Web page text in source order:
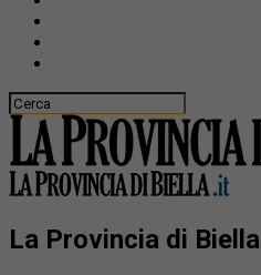
La Provincia di Biella